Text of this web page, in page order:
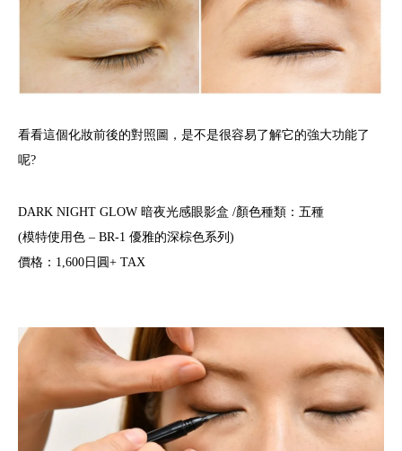
看看這個化妝前後的對照圖，是不是很容易了解它的強大功能了
呢?
DARK NIGHT GLOW 暗夜光感眼影盒 /顏色種類：五種
(模特使用色 – BR-1 優雅的深棕色系列)
價格：1,600日圓+ TAX